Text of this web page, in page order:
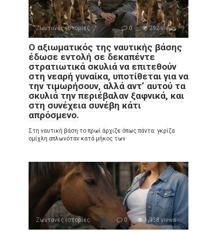
Ζωντανές ιστορίες 0 292 views
Ο αξιωματικός της ναυτικής βάσης
έδωσε εντολή σε δεκαπέντε
στρατιωτικά σκυλιά να επιτεθούν
στη νεαρή γυναίκα, υποτίθεται για να
την τιμωρήσουν, αλλά αντ’ αυτού τα
σκυλιά την περιέβαλαν ξαφνικά, και
στη συνέχεια συνέβη κάτι
απρόσμενο.
Στη ναυτική βάση το πρωί άρχιζε όπως πάντα: γκρίζα
ομίχλη απλωνόταν κατά μήκος των
Ζωντανές ιστορίες 0 1,938 views